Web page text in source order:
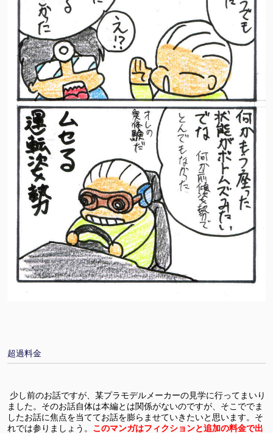
超過料金
少し前のお話ですが、某プラモデルメーカーの見学に行ってまいり
ました。そのお話自体は本編とは関係がないのですが、そこででま
したお話に焦点を当ててお話を膨らませていきたいと思います。そ
れでは参りましょう。 このマンガはフィクションと追加の料金で出